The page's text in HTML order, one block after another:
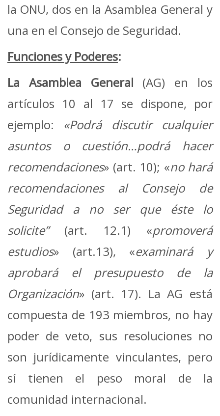
la ONU, dos en la Asamblea General y
una en el Consejo de Seguridad.
Funciones y Poderes:
La Asamblea General (AG) en los
artículos 10 al 17 se dispone, por
ejemplo: «Podrá discutir cualquier
asuntos o cuestión…podrá hacer
recomendaciones» (art. 10); «no hará
recomendaciones al Consejo de
Seguridad a no ser que éste lo
solicite” (art. 12.1) «promoverá
estudios» (art.13), «examinará y
aprobará el presupuesto de la
Organización» (art. 17). La AG está
compuesta de 193 miembros, no hay
poder de veto, sus resoluciones no
son jurídicamente vinculantes, pero
sí tienen el peso moral de la
comunidad internacional.